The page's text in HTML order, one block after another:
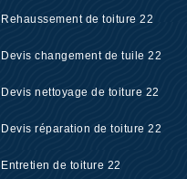
Rehaussement de toiture 22
Devis changement de tuile 22
Devis nettoyage de toiture 22
Devis réparation de toiture 22
Entretien de toiture 22